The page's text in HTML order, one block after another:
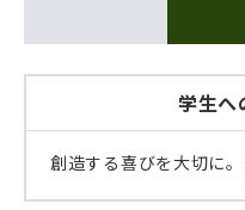
学生へ
創造する喜びを大切に